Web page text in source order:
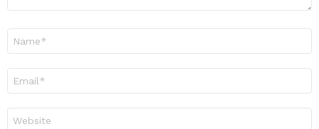
Mail-
Adresse
*